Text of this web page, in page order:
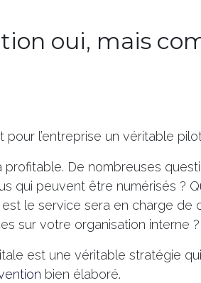
oui, mais
pour l’entreprise un véritable
profitable. De nombreuses
qui peuvent être numérisés ?
le service sera en charge de
sur votre organisation interne ?
est une véritable stratégie
bien élaboré.